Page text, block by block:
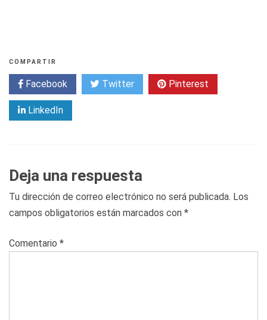
COMPARTIR
Facebook Twitter Pinterest
LinkedIn
Deja una respuesta
Tu dirección de correo electrónico no será publicada. Los
campos obligatorios están marcados con *
Comentario *